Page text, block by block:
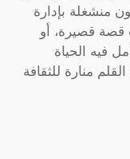
منشغلة بإدارة
قصة قصيرة، أو
فيه الحياة
منارة للثقافة